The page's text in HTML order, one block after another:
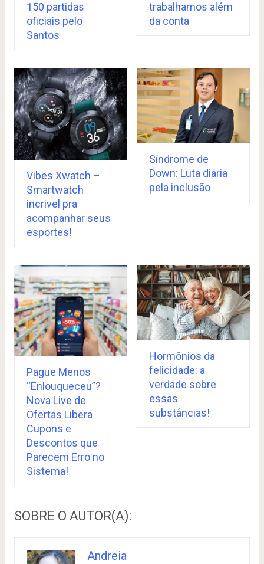
150 partidas
oficiais pelo
Santos
trabalhamos além
da conta
Vibes Xwatch –
Smartwatch
incrivel pra
acompanhar seus
esportes!
Síndrome de
Down: Luta diária
pela inclusão
Pague Menos
“Enlouqueceu”?
Nova Live de
Ofertas Libera
Cupons e
Descontos que
Parecem Erro no
Sistema!
Hormônios da
felicidade: a
verdade sobre
essas
substâncias!
SOBRE O AUTOR(A):
Andreia